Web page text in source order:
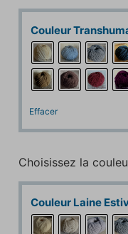
Couleur
Effacer
Choisissez la
Couleur Laine